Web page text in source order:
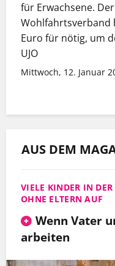
für Erwachsene.
Wohlfahrtsverband
Euro für nötig, um
UJO
Mittwoch, 12. Januar
AUS DEM
VIELE KINDER IN
OHNE ELTERN AUF
Wenn Vater
arbeiten